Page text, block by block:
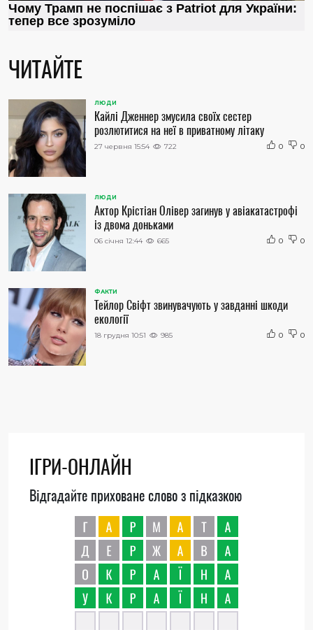
ЧИТАЙТЕ
ЛЮДИ
Кайлі Дженнер змусила своїх сестер
розлютитися на неї в приватному літаку
27 червня 15:54 722 0 0
ЛЮДИ
Актор Крістіан Олівер загинув у авіакатастрофі
із двома доньками
06 січня 12:44 665 0 0
ФАКТИ
Тейлор Свіфт звинувачують у завданні шкоди
екології
18 грудня 10:51 985 0 0
ІГРИ-ОНЛАЙН
Відгадайте приховане слово з підказкою